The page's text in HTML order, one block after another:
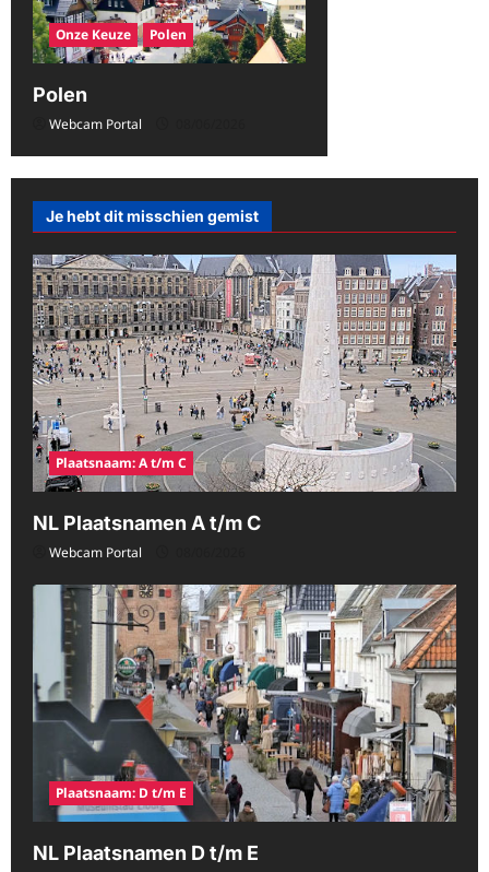
e
Onze Keuze Polen
Polen
Webcam Portal
Je hebt dit misschien gemist
Plaatsnaam: A t/m C
NL Plaatsnamen A t/m C
Webcam Portal
Plaatsnaam: D t/m E
NL Plaatsnamen D t/m E